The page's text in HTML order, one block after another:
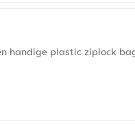
handige plastic ziplock